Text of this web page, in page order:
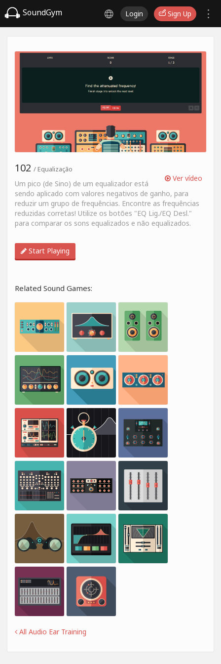
SoundGym Login Sign Up
Ver vídeo
102 / Equalização
Um pico (de Sino) de um equalizador está
sendo aplicado com valores negativos de ganho, para
reduzir um grupo de frequências. Encontre as frequências
reduzidas corretas! Utilize os botões "EQ Lig./EQ Desl."
para comparar os sons equalizados e não equalizados.
Start Playing
Related Sound Games:
All Audio Ear Training